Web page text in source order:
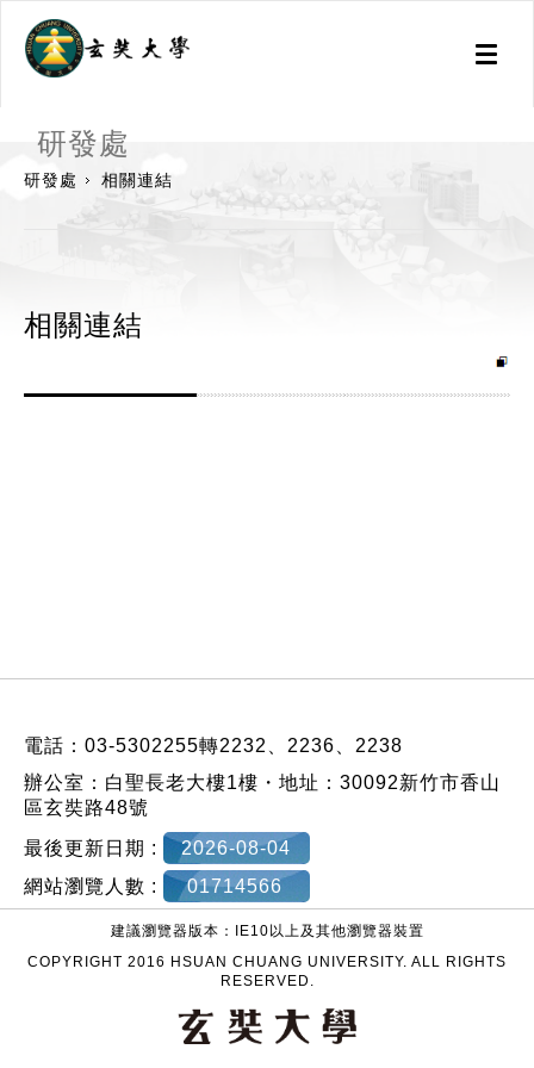
Toggle
研發處
研發處 相關連結
相關連結
電話：03-5302255轉2232、2236、2238
辦公室：白聖長老大樓1樓・地址：30092新竹市香山
區玄奘路48號
最後更新日期 :
2026-08-04
網站瀏覽人數 :
01714566
建議瀏覽器版本：IE10以上及其他瀏覽器裝置
COPYRIGHT 2016 HSUAN CHUANG UNIVERSITY. ALL RIGHTS
RESERVED.